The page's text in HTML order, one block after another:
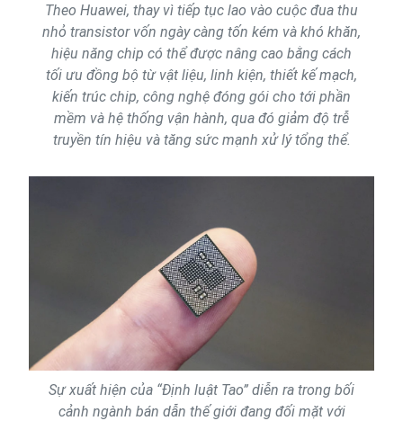
Theo Huawei, thay vì tiếp tục lao vào cuộc đua thu
nhỏ transistor vốn ngày càng tốn kém và khó khăn,
hiệu năng chip có thể được nâng cao bằng cách
tối ưu đồng bộ từ vật liệu, linh kiện, thiết kế mạch,
kiến trúc chip, công nghệ đóng gói cho tới phần
mềm và hệ thống vận hành, qua đó giảm độ trễ
truyền tín hiệu và tăng sức mạnh xử lý tổng thể.
Sự xuất hiện của “Định luật Tao” diễn ra trong bối
cảnh ngành bán dẫn thế giới đang đối mặt với